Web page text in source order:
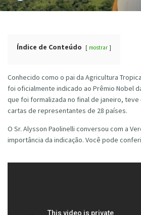
Índice de Conteúdo mostrar
Conhecido como o pai da Agricultura
foi oficialmente indicado ao Prêmio Nobel
que foi formalizada no final de janeiro,
cartas de representantes de 28 países.
O Sr. Alysson Paolinelli conversou com a
importância da indicação. Você pode